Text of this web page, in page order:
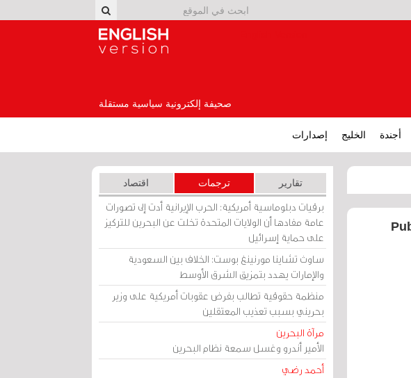
صحيفة إلكترونية سياسية مستقلة
أجندة الخليج إصدارات
تقارير ترجمات اقتصاد
برقيات دبلوماسية أمريكية: الحرب الإيرانية أدت إلى تصورات
عامة مفادها أن الولايات المتحدة تخلت عن البحرين للتركيز
على حماية إسرائيل
ساوث تشاينا مورنينغ بوست: الخلاف بين السعودية
والإمارات يهدد بتمزيق الشرق الأوسط
منظمة حقوقية تطالب بفرض عقوبات أمريكية على وزير
بحريني بسبب تعذيب المعتقلين
مرآة البحرين
الأمير أندرو وغسل سمعة نظام البحرين
أحمد رضي